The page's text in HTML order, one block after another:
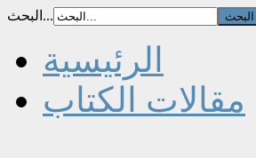
البحث...
الرئيسية
مقالات الكتاب